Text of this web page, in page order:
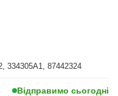
334305A1, 87442324
Відправимо сьогодні